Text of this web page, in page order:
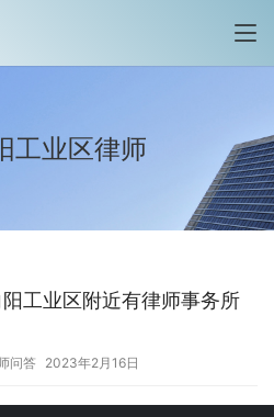
工业区律师
工业区附近有律师事务所
问答 2023年2月16日